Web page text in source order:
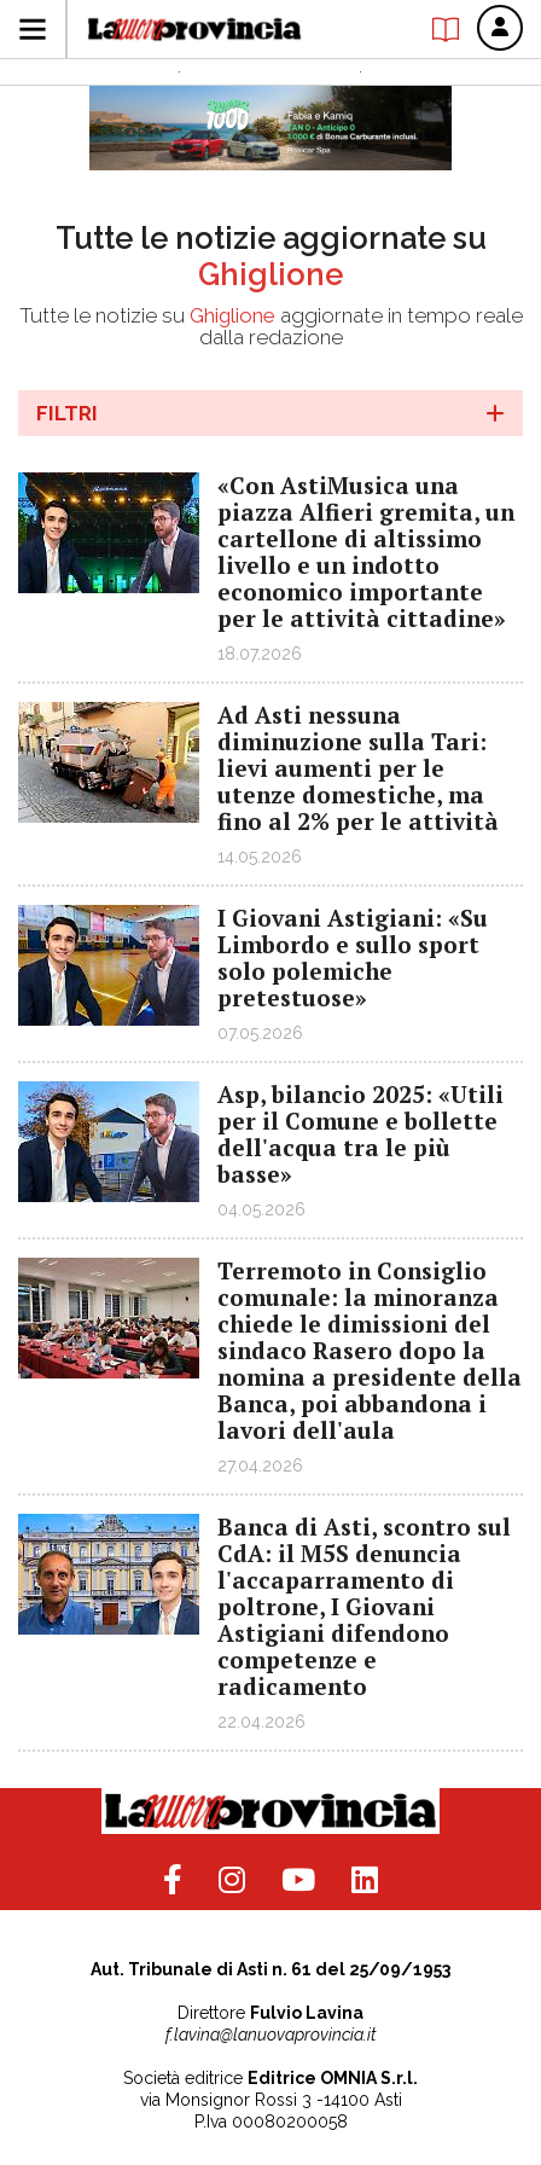
Tutte le notizie aggiornate su
Ghiglione
Tutte le notizie su Ghiglione aggiornate in tempo reale
dalla redazione
FILTRI
«Con AstiMusica una
piazza Alfieri gremita, un
cartellone di altissimo
livello e un indotto
economico importante
per le attività cittadine»
18.07.2026
Ad Asti nessuna
diminuzione sulla Tari:
lievi aumenti per le
utenze domestiche, ma
fino al 2% per le attività
14.05.2026
I Giovani Astigiani: «Su
Limbordo e sullo sport
solo polemiche
pretestuose»
07.05.2026
Asp, bilancio 2025: «Utili
per il Comune e bollette
dell'acqua tra le più
basse»
04.05.2026
Terremoto in Consiglio
comunale: la minoranza
chiede le dimissioni del
sindaco Rasero dopo la
nomina a presidente della
Banca, poi abbandona i
lavori dell'aula
27.04.2026
Banca di Asti, scontro sul
CdA: il M5S denuncia
l'accaparramento di
poltrone, I Giovani
Astigiani difendono
competenze e
radicamento
22.04.2026
Aut. Tribunale di Asti n. 61 del 25/09/1953
Direttore Fulvio Lavina
f.lavina@lanuovaprovincia.it
Società editrice Editrice OMNIA S.r.l.
via Monsignor Rossi 3 -14100 Asti
P.Iva 00080200058